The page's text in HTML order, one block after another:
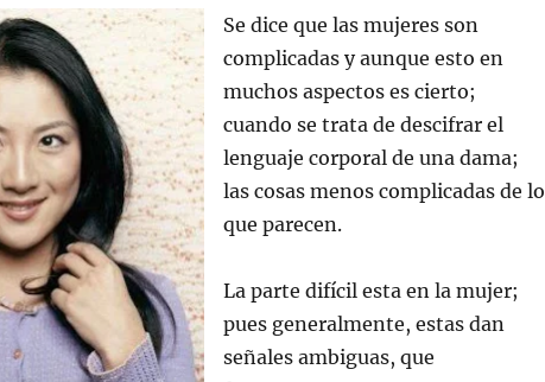
Se dice que las mujeres son
complicadas y aunque esto en
muchos aspectos es cierto;
cuando se trata de descifrar el
lenguaje corporal de una dama;
las cosas menos complicadas de lo
que parecen.
La parte difícil esta en la mujer;
pues generalmente, estas dan
señales ambiguas, que